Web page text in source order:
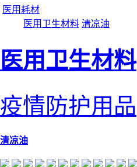
医用耗材
医用卫生材料 清凉油
医用卫生材料
疫情防护用品
清凉油